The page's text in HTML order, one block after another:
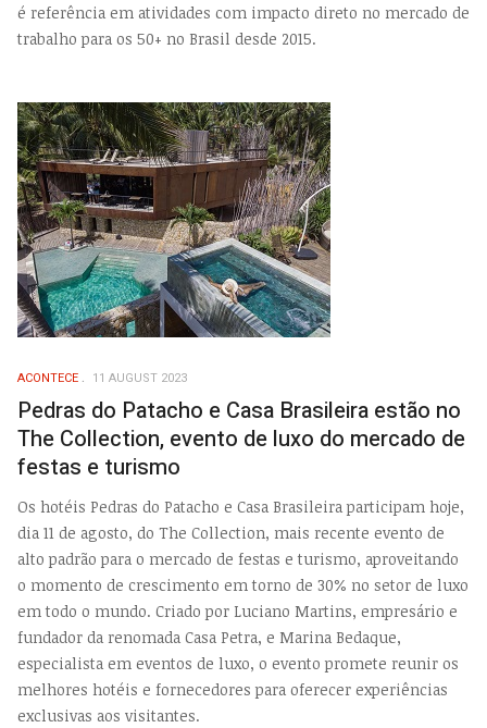
é referência em atividades com impacto direto no mercado de
trabalho para os 50+ no Brasil desde 2015.
ACONTECE 11 AUGUST 2023
Pedras do Patacho e Casa Brasileira estão no
The Collection, evento de luxo do mercado de
festas e turismo
Os hotéis Pedras do Patacho e Casa Brasileira participam hoje,
dia 11 de agosto, do The Collection, mais recente evento de
alto padrão para o mercado de festas e turismo, aproveitando
o momento de crescimento em torno de 30% no setor de luxo
em todo o mundo. Criado por Luciano Martins, empresário e
fundador da renomada Casa Petra, e Marina Bedaque,
especialista em eventos de luxo, o evento promete reunir os
melhores hotéis e fornecedores para oferecer experiências
exclusivas aos visitantes.